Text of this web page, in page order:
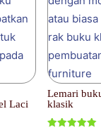
Laci
Lemari
klasik